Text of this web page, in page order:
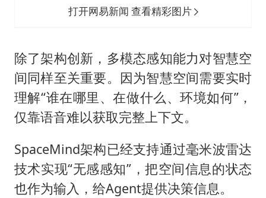
打开网易新闻 查看精彩图片
除了架构创新，多模态感知能力对智慧空
间同样至关重要。因为智慧空间需要实时
理解“谁在哪里、在做什么、环境如何”，
仅靠语音难以获取完整上下文。
SpaceMind架构已经支持通过毫米波雷达
技术实现“无感感知”，把空间信息的状态
也作为输入，给Agent提供决策信息。